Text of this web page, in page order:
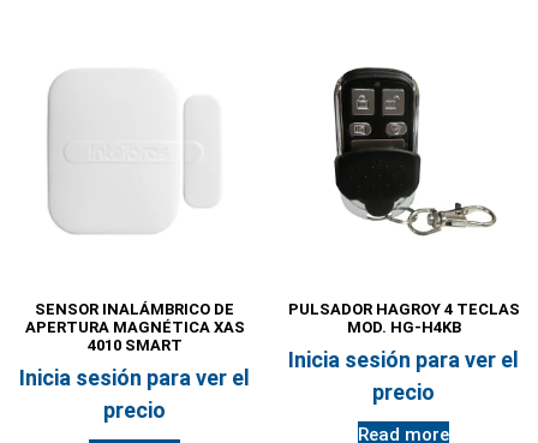
SENSOR INALÁMBRICO DE
APERTURA MAGNÉTICA XAS
4010 SMART
Inicia sesión para ver el
precio
PULSADOR HAGROY 4 TECLAS
MOD. HG-H4KB
Inicia sesión para ver el
precio
Read more